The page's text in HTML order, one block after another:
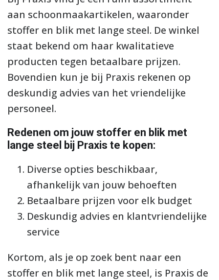
aan schoonmaakartikelen, waaronder
stoffer en blik met lange steel. De winkel
staat bekend om haar kwalitatieve
producten tegen betaalbare prijzen.
Bovendien kun je bij Praxis rekenen op
deskundig advies van het vriendelijke
personeel.
Redenen om jouw stoffer en blik met
lange steel bij Praxis te kopen:
Diverse opties beschikbaar,
afhankelijk van jouw behoeften
Betaalbare prijzen voor elk budget
Deskundig advies en klantvriendelijke
service
Kortom, als je op zoek bent naar een
stoffer en blik met lange steel, is Praxis de